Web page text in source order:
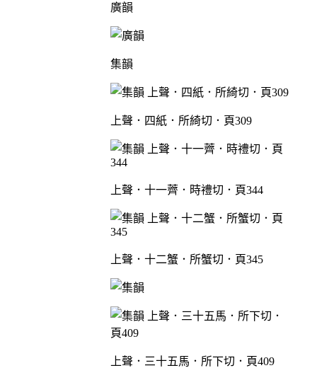
廣韻
集韻
上聲．四紙．所綺切．頁309
上聲．十一薺．時禮切．頁344
上聲．十二蟹．所蟹切．頁345
上聲．三十五馬．所下切．頁409